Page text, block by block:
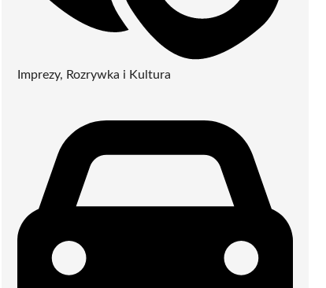
Imprezy, Rozrywka i Kultura